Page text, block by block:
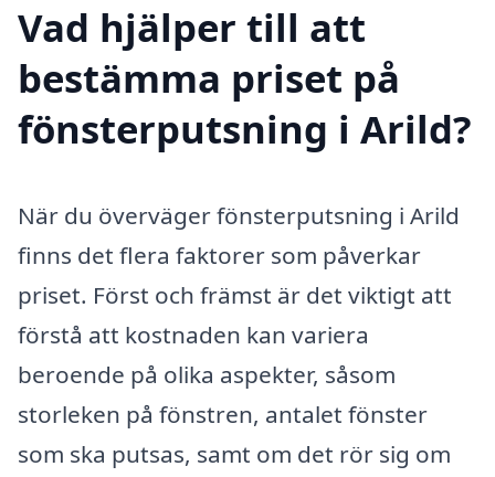
Vad hjälper till att
bestämma priset på
fönsterputsning i Arild?
När du överväger fönsterputsning i Arild
finns det flera faktorer som påverkar
priset. Först och främst är det viktigt att
förstå att kostnaden kan variera
beroende på olika aspekter, såsom
storleken på fönstren, antalet fönster
som ska putsas, samt om det rör sig om